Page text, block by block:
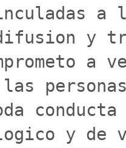
a
y
y de